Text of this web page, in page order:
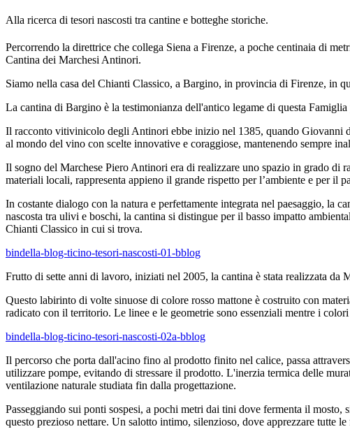
Alla ricerca di tesori nascosti tra cantine e botteghe storiche.
Percorrendo la direttrice che collega Siena a Firenze, a poche centinaia di
Cantina dei Marchesi Antinori.
Siamo nella casa del Chianti Classico, a Bargino, in provincia di Firenze, in
La cantina di Bargino è la testimonianza dell'antico legame di questa
Il racconto vitivinicolo degli Antinori ebbe inizio nel 1385, quando Giovanni
al mondo del vino con scelte innovative e coraggiose, mantenendo sempre
Il sogno del Marchese Piero Antinori era di realizzare uno spazio in grado di
materiali locali, rappresenta appieno il grande rispetto per l’ambiente e per il
In costante dialogo con la natura e perfettamente integrata nel paesaggio, la
nascosta tra ulivi e boschi, la cantina si distingue per il basso impatto
Chianti Classico in cui si trova.
bindella-blog-ticino-tesori-nascosti-01-bblog
Frutto di sette anni di lavoro, iniziati nel 2005, la cantina è stata realizzata
Questo labirinto di volte sinuose di colore rosso mattone è costruito con
radicato con il territorio. Le linee e le geometrie sono essenziali mentre i
bindella-blog-ticino-tesori-nascosti-02a-bblog
Il percorso che porta dall'acino fino al prodotto finito nel calice, passa
utilizzare pompe, evitando di stressare il prodotto. L'inerzia termica delle
ventilazione naturale studiata fin dalla progettazione.
Passeggiando sui ponti sospesi, a pochi metri dai tini dove fermenta il
questo prezioso nettare. Un salotto intimo, silenzioso, dove apprezzare tutte